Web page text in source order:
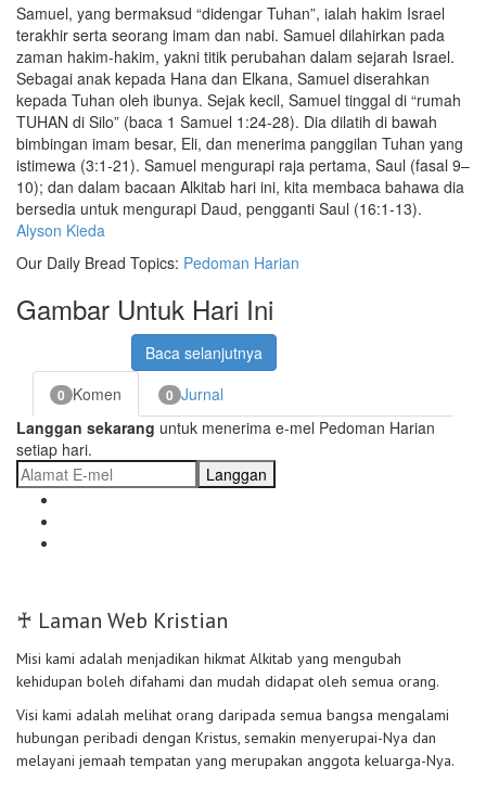
Samuel, yang bermaksud “didengar Tuhan”, ialah hakim Israel
terakhir serta seorang imam dan nabi. Samuel dilahirkan pada
zaman hakim-hakim, yakni titik perubahan dalam sejarah Israel.
Sebagai anak kepada Hana dan Elkana, Samuel diserahkan
kepada Tuhan oleh ibunya. Sejak kecil, Samuel tinggal di “rumah
TUHAN di Silo” (baca 1 Samuel 1:24-28). Dia dilatih di bawah
bimbingan imam besar, Eli, dan menerima panggilan Tuhan yang
istimewa (3:1-21). Samuel mengurapi raja pertama, Saul (fasal 9–
10); dan dalam bacaan Alkitab hari ini, kita membaca bahawa dia
bersedia untuk mengurapi Daud, pengganti Saul (16:1-13).
Alyson Kieda
Our Daily Bread Topics: Pedoman Harian
Gambar Untuk Hari Ini
Baca selanjutnya
0 Komen 0 Jurnal
Langgan sekarang untuk menerima e-mel Pedoman Harian
setiap hari.
Langgan
♰ Laman Web Kristian
Misi kami adalah menjadikan hikmat Alkitab yang mengubah
kehidupan boleh difahami dan mudah didapat oleh semua orang.
Visi kami adalah melihat orang daripada semua bangsa mengalami
hubungan peribadi dengan Kristus, semakin menyerupai-Nya dan
melayani jemaah tempatan yang merupakan anggota keluarga-Nya.